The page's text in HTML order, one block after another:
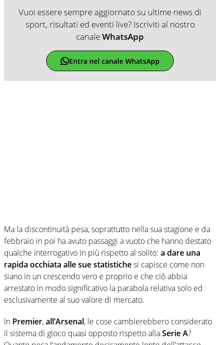
Vuoi essere sempre aggiornato su ultime news di
sport, risultati ed eventi live? Iscriviti al nostro
canaleWhatsApp
Entra nel canale WhatsApp
Ma la discontinuità pesa, soprattutto nella sua stagione e da
febbraio in poi ha avuto passaggi a vuoto che hanno destato
qualche interrogativo in più rispetto al solito: a dare una
rapida occhiata alle sue statistichesi capisce come non
siano in un crescendo vero e proprio e che ciò abbia
arrestato in modo significativo la parabola relativa solo ed
esclusivamente al suo valore di mercato.
In Premier,all’Arsenal, le cose cambierebbero considerato
il sistema di gioco quasi opposto rispetto allaSerie A?